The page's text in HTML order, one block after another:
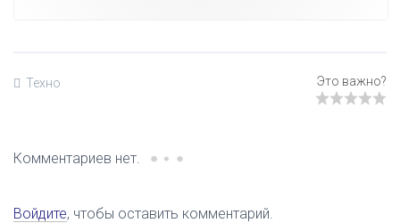
Техно
Комментариев нет.
Войдите, чтобы оставить комментарий.